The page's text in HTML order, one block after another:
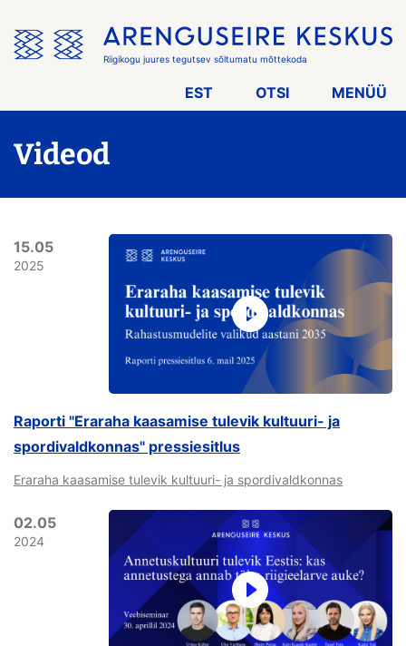
menüü
vahele
Riigikogu juures tegutsev sõltumatu mõttekoda
EST OTSI MENÜÜ
Videod
15.05
2025
Raporti "Eraraha kaasamise tulevik kultuuri- ja
spordivaldkonnas" pressiesitlus
Eraraha kaasamise tulevik kultuuri- ja spordivaldkonnas
02.05
2024